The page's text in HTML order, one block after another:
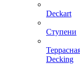
Deckart
Ступени
Decking